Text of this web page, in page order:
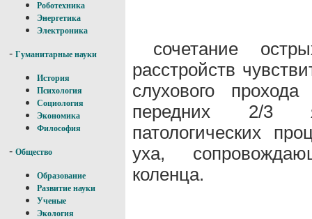
Роботехника
Энергетика
Электроника
- Гуманитарные науки
История
Психология
Социология
Экономика
Философия
- Общество
Образование
Развитие науки
Ученые
Экология
сочетание
расстройств
слухового
передних 2/3
патологических
уха,
коленца.